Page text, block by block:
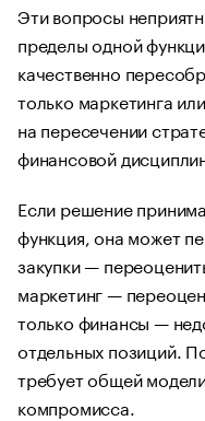
Эти вопросы
пределы одной
качественно
только маркетинга
на пересечении
финансовой
Если решение
функция, она может
закупки —
маркетинг —
только финансы —
отдельных позиций.
требует общей
компромисса.